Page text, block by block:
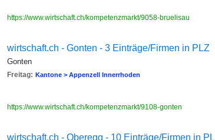
https://www.wirtschaft.ch/kompetenzmarkt/9058-bruelisau
wirtschaft.ch - Gonten - 3 Einträge/Firmen in PLZ
Gonten
Freitag: Kantone > Appenzell Innerrhoden
https://www.wirtschaft.ch/kompetenzmarkt/9108-gonten
wirtschaft.ch - Oberegg - 10 Einträge/Firmen in PL